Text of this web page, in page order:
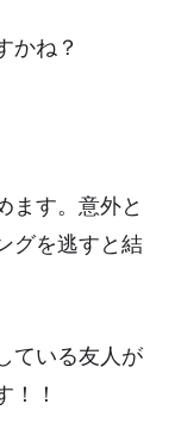
かね？
ます。意外と
グを逃すと結
ている友人が
！！